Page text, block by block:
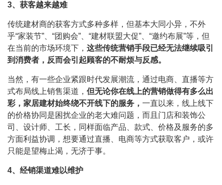
3、获客越来越难
传统建材商的获客方式多种多样，但基本大同小异，不外
乎“家装节”、“团购会”、“建材联盟大促”、“邀约布展”等，但
在当前的市场环境下， 这些传统营销手段已经无法继续吸引
到消费者，反而会引起顾客的不耐烦与反感。
当然，有一些企业紧跟时代发展潮流，通过电商、直播等方
式布局线上销售渠道， 但无论你在线上的营销做得有多么出
彩，家居建材始终绕不开线下的服务， 一直以来，线上线下
的价格协同是困扰企业的老大难问题，而且门店和装饰公
司、设计师、工长，同样面临产品、款式、价格及服务的多
方面利益协调，想要通过直播、电商等方式获取客户，或许
只能是望梅止渴，无济于事。
4、经销渠道难以维护